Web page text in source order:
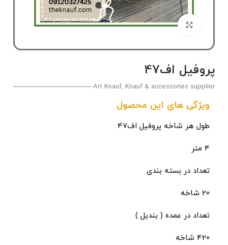
بزرگنمایی تصویر
پروفیل اف47
Art Knauf, Knauf & accessories supplier
ویژگی های این محصول
طول هر شاخه پروفیل اف47
4 متر
تعداد در بسته بندی
20 شاخه
تعداد در عمده ( بندیل )
420 شاخه